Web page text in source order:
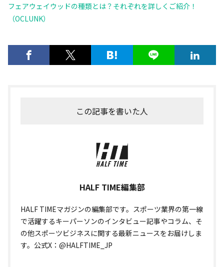
フェアウェイウッドの種類とは？それぞれを詳しくご紹介！
（OCLUNK）
この記事を書いた人
HALF TIME編集部
HALF TIMEマガジンの編集部です。スポーツ業界の第一線
で活躍するキーパーソンのインタビュー記事やコラム、そ
の他スポーツビジネスに関する最新ニュースをお届けしま
す。公式X：@HALFTIME_JP